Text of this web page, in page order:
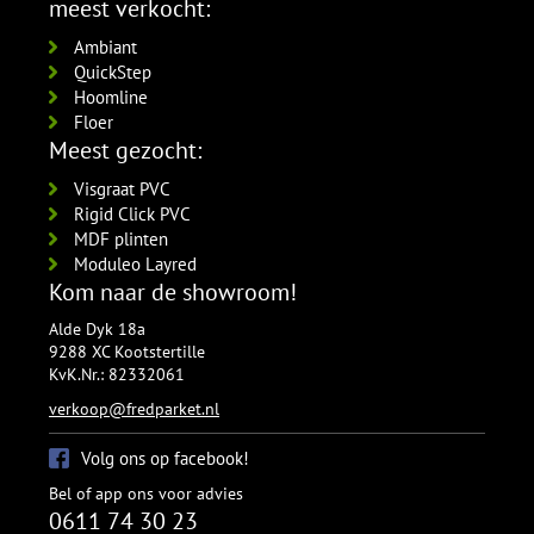
meest verkocht:
Ambiant
QuickStep
Hoomline
Floer
Meest gezocht:
Visgraat PVC
Rigid Click PVC
MDF plinten
Moduleo Layred
Kom naar de showroom!
Alde Dyk 18a
9288 XC Kootstertille
KvK.Nr.: 82332061
verkoop@fredparket.nl
Volg ons op facebook!
Bel of app ons voor advies
0611 74 30 23